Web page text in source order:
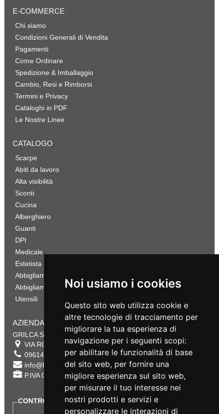
Noi usiamo i cookies
Questo sito web utilizza cookie e
altre tecnologie di tracciamento per
migliorare la tua esperienza di
navigazione per i seguenti scopi:
per abilitare le funzionalità di base
del sito web, per fornire una
migliore esperienza sul sito web,
per misurare il tuo interesse nei
nostri prodotti e servizi e
personalizzare le interazioni di
E-COMMERCE
Chi siamo
Condizioni Generali di Vendita
Pagamenti
Come Ordinare
Spedizione & Imballaggio
Cambio, Resi e Rimborsi
Termini e Privacy
Cataloghi in PDF
Le Nostre Linee
CATALOGO
Scarpe
Abiti da lavoro
Alta visibilità
Sconti
Cucina
Alberghiero
Guanti
DPI
Medicale
Estetista
Abbigliamento Sportivo
Abbigliamento Bambino
Utensili
AZIENDA
GRILCA SRL
VIA ROMA 180 88054 SERSALE , CZ
0961432177
info@bestsafety.it
P.IVA 02342180797
CONTROLLA LO STATO DEL TUO ORDINE